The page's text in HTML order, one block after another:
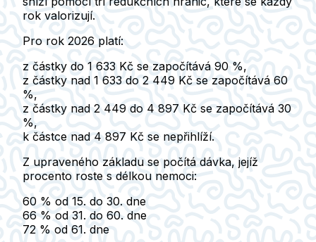
rok valorizují.
Pro rok 2026 platí:
z částky do 1 633 Kč se započítává 90 %,
z částky nad 1 633 do 2 449 Kč se započítává 60
%,
z částky nad 2 449 do 4 897 Kč se započítává 30
%,
k částce nad 4 897 Kč se nepřihlíží.
Z upraveného základu se počítá dávka, jejíž
procento roste s délkou nemoci:
60 % od 15. do 30. dne
66 % od 31. do 60. dne
72 % od 61. dne